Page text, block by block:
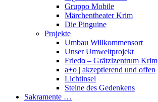
Gruppo Mobile
Märchentheater Krim
Die Pinguine
Projekte
Umbau Willkommensort
Unser Umweltprojekt
Friedα – Grätzlzentrum Krim
a+o | akzeptierend und offen
Lichtinsel
Steine des Gedenkens
Sakramente …